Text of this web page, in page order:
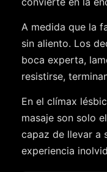
A medida que la
sin aliento. Los
boca experta,
resistirse,
En el clímax
masaje son solo
capaz de llevar a
experiencia